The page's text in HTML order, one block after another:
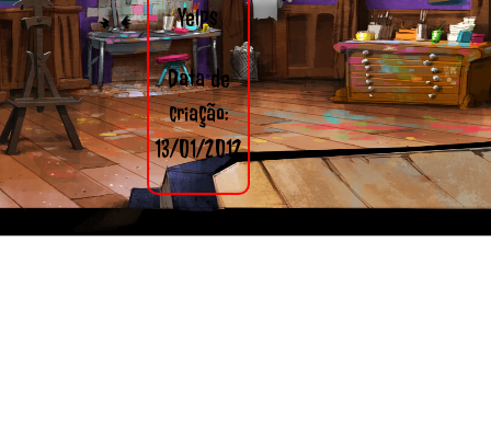
Yelps
Data de
criação:
13/01/2012